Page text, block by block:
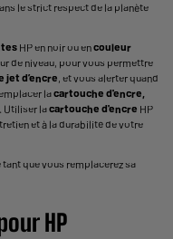
le strict respect de la planète
HP en noir ou encouleur
de niveau, pour vous permettre
jet d’encre, et vous alerter quand
lacartouche d'encre,
Utiliser lacartouche d'encre HP
et à la durabilité de votre
que vous remplacerez sa
HP